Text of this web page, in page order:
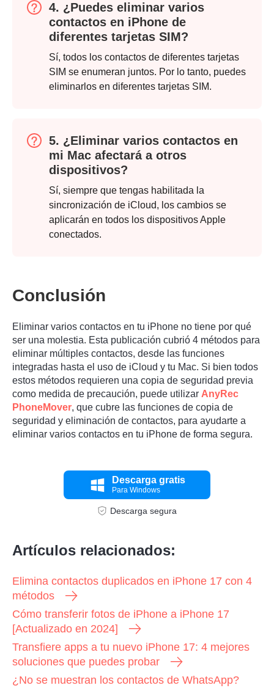
4. ¿Puedes eliminar varios
contactos en iPhone de
diferentes tarjetas SIM?
Sí, todos los contactos de diferentes tarjetas
SIM se enumeran juntos. Por lo tanto, puedes
eliminarlos en diferentes tarjetas SIM.
5. ¿Eliminar varios contactos en
mi Mac afectará a otros
dispositivos?
Sí, siempre que tengas habilitada la
sincronización de iCloud, los cambios se
aplicarán en todos los dispositivos Apple
conectados.
Conclusión
Eliminar varios contactos en tu iPhone no tiene por qué
ser una molestia. Esta publicación cubrió 4 métodos para
eliminar múltiples contactos, desde las funciones
integradas hasta el uso de iCloud y tu Mac. Si bien todos
estos métodos requieren una copia de seguridad previa
como medida de precaución, puede utilizar AnyRec
PhoneMover, que cubre las funciones de copia de
seguridad y eliminación de contactos, para ayudarte a
eliminar varios contactos en tu iPhone de forma segura.
Descarga gratis
Para Windows
Descarga segura
Artículos relacionados:
Elimina contactos duplicados en iPhone 17 con 4
métodos
Cómo transferir fotos de iPhone a iPhone 17
[Actualizado en 2024]
Transfiere apps a tu nuevo iPhone 17: 4 mejores
soluciones que puedes probar
¿No se muestran los contactos de WhatsApp?